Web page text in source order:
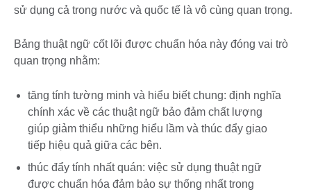
sử dụng cả trong nước và quốc tế là vô cùng quan trọng.
Bảng thuật ngữ cốt lõi được chuẩn hóa này đóng vai trò
quan trọng nhằm:
tăng tính tường minh và hiểu biết chung: định nghĩa
chính xác về các thuật ngữ bảo đảm chất lượng
giúp giảm thiểu những hiểu lầm và thúc đẩy giao
tiếp hiệu quả giữa các bên.
thúc đẩy tính nhất quán: việc sử dụng thuật ngữ
được chuẩn hóa đảm bảo sự thống nhất trong